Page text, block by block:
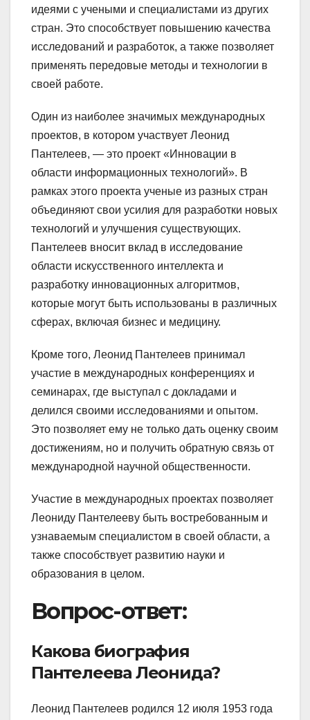
идеями с учеными и специалистами из других
стран. Это способствует повышению качества
исследований и разработок, а также позволяет
применять передовые методы и технологии в
своей работе.
Один из наиболее значимых международных
проектов, в котором участвует Леонид
Пантелеев, — это проект «Инновации в
области информационных технологий». В
рамках этого проекта ученые из разных стран
объединяют свои усилия для разработки новых
технологий и улучшения существующих.
Пантелеев вносит вклад в исследование
области искусственного интеллекта и
разработку инновационных алгоритмов,
которые могут быть использованы в различных
сферах, включая бизнес и медицину.
Кроме того, Леонид Пантелеев принимал
участие в международных конференциях и
семинарах, где выступал с докладами и
делился своими исследованиями и опытом.
Это позволяет ему не только дать оценку своим
достижениям, но и получить обратную связь от
международной научной общественности.
Участие в международных проектах позволяет
Леониду Пантелееву быть востребованным и
узнаваемым специалистом в своей области, а
также способствует развитию науки и
образования в целом.
Вопрос-ответ:
Какова биография
Пантелеева Леонида?
Леонид Пантелеев родился 12 июля 1953 года